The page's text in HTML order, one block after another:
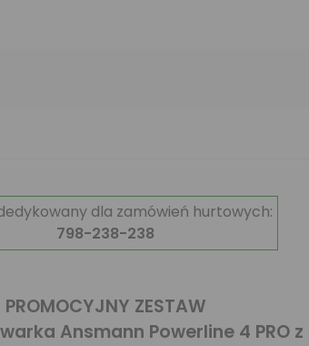
dla zamówień hurtowych:
798-238-238
PROMOCYJNY ZESTAW
Ansmann Powerline 4 PRO